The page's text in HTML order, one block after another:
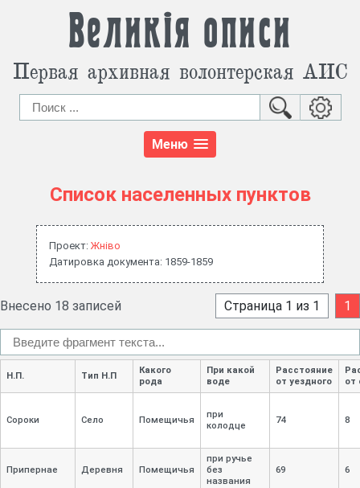
Великія описи
Первая архивная волонтерская АИС
Меню
Список населенных пунктов
Проект: Жнiво
Датировка документа: 1859-1859
Внесено 18 записей Страница 1 из 1 1
Н.П. Тип Н.П
Какого
рода
При какой
воде
Расстояние
от уездного
от
Сороки Село Помещичья
при
колодце
74 8
Припернае Деревня Помещичья
при ручье
без
названия
69 6